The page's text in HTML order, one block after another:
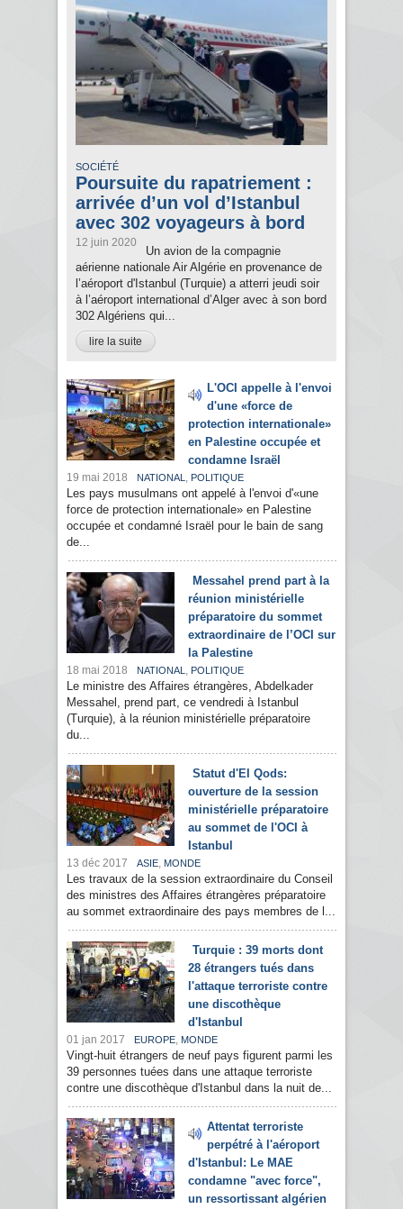
SOCIÉTÉ
Poursuite du rapatriement :
arrivée d’un vol d’Istanbul
avec 302 voyageurs à bord
12 juin 2020
Un avion de la compagnie
aérienne nationale Air Algérie en provenance de
l’aéroport d'Istanbul (Turquie) a atterri jeudi soir
à l’aéroport international d’Alger avec à son bord
302 Algériens qui...
lire la suite
L'OCI appelle à l'envoi
d'une «force de
protection internationale»
en Palestine occupée et
condamne Israël
19 mai 2018 NATIONAL , POLITIQUE
Les pays musulmans ont appelé à l'envoi d'«une
force de protection internationale» en Palestine
occupée et condamné Israël pour le bain de sang
de...
Messahel prend part à la
réunion ministérielle
préparatoire du sommet
extraordinaire de l’OCI sur
la Palestine
18 mai 2018 NATIONAL , POLITIQUE
Le ministre des Affaires étrangères, Abdelkader
Messahel, prend part, ce vendredi à Istanbul
(Turquie), à la réunion ministérielle préparatoire
du...
Statut d'El Qods:
ouverture de la session
ministérielle préparatoire
au sommet de l'OCI à
Istanbul
13 déc 2017 ASIE, MONDE
Les travaux de la session extraordinaire du Conseil
des ministres des Affaires étrangères préparatoire
au sommet extraordinaire des pays membres de l...
Turquie : 39 morts dont
28 étrangers tués dans
l'attaque terroriste contre
une discothèque
d'Istanbul
01 jan 2017 EUROPE, MONDE
Vingt-huit étrangers de neuf pays figurent parmi les
39 personnes tuées dans une attaque terroriste
contre une discothèque d'Istanbul dans la nuit de...
Attentat terroriste
perpétré à l'aéroport
d'Istanbul: Le MAE
condamne "avec force",
un ressortissant algérien